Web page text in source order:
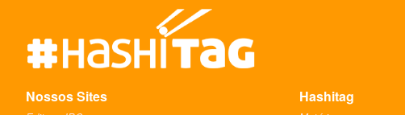
Nossos Sites Hashitag